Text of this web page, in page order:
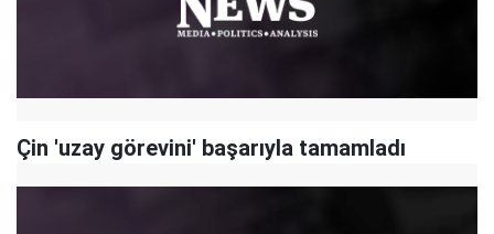
Çin 'uzay görevini' başarıyla tamamladı